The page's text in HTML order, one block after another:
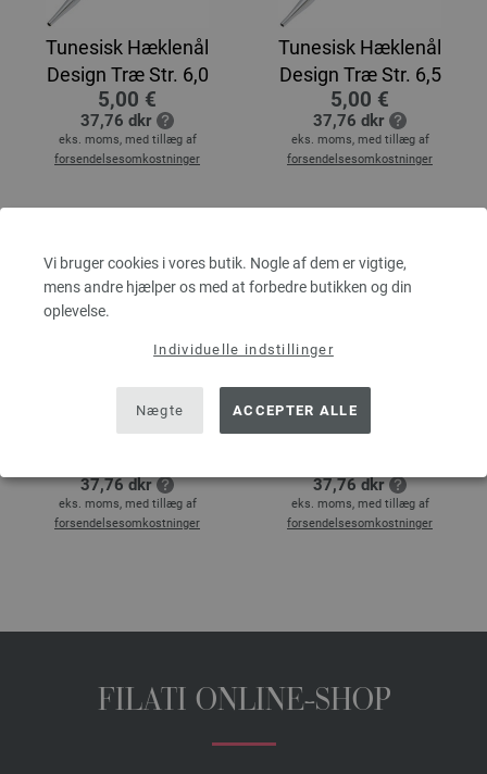
Vi bruger cookies i vores butik. Nogle af dem er vigtige,
mens andre hjælper os med at forbedre butikken og din
oplevelse.
Individuelle indstillinger
Nægte ACCEPTER ALLE
Tunesisk Hæklenål
Design Træ Str. 6,0
5,00 €
37,76 dkr
eks. moms, med tillæg af
forsendelsesomkostninger
Tunesisk Hæklenål
Design Træ Str. 6,5
5,00 €
37,76 dkr
eks. moms, med tillæg af
forsendelsesomkostninger
Tunesisk Hæklenål
Design Træ Str. 7,0
37,76 dkr
eks. moms, med tillæg af
forsendelsesomkostninger
Tunesisk Hæklenål
Design Træ Str. 8,0
37,76 dkr
eks. moms, med tillæg af
forsendelsesomkostninger
FILATI ONLINE-SHOP